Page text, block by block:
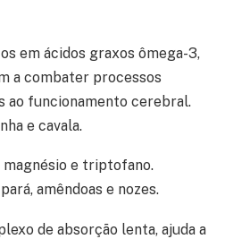
em ácidos graxos ômega-3,
a combater processos
ao funcionamento cerebral.
e cavala.
e triptofano.
amêndoas e nozes.
de absorção lenta, ajuda a